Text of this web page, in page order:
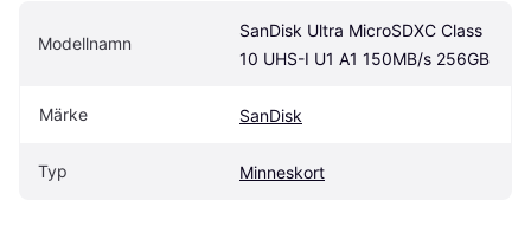
Modellnamn
SanDisk Ultra MicroSDXC Class
10 UHS-I U1 A1 150MB/s 256GB
Märke SanDisk
Typ Minneskort